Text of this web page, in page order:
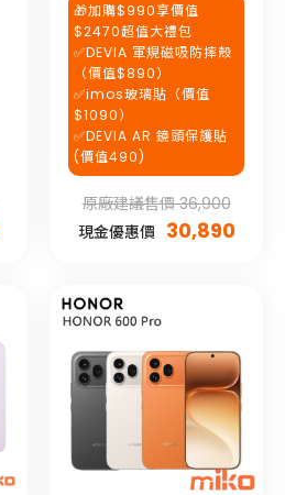
🎁加購$990享價值
$2470超值大禮包
✅DEVIA 軍規磁吸防摔殼
（價值$890）
✅imos玻璃貼（價值
$1090）
✅DEVIA AR 鏡頭保護貼
(價值490)
原廠建議售價 36,900
現金優惠價 30,890